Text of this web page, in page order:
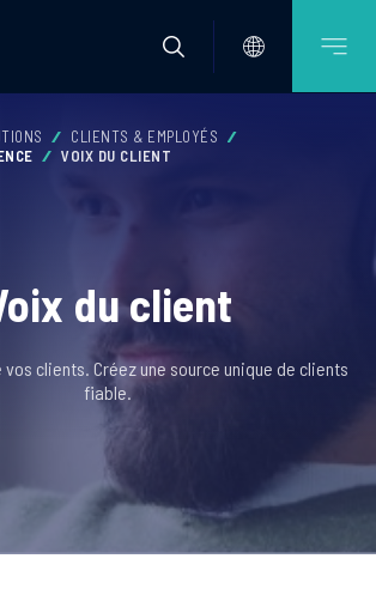
CLIENTS & EMPLOYÉS
VOIX DU CLIENT
du client
clients. Créez une source unique de clients
fiable.